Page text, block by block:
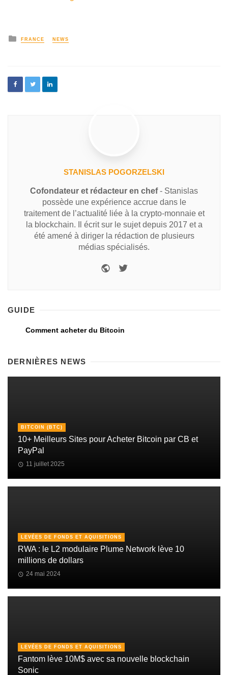
FRANCE NEWS
STANISLAS POGORZELSKI
Cofondateur et rédacteur en chef- Stanislas
possède une expérience accrue dans le
traitement de l’actualité liée à la crypto-monnaie et
la blockchain. Il écrit sur le sujet depuis 2017 et a
été amené à diriger la rédaction de plusieurs
médias spécialisés.
GUIDE
Comment acheter du Bitcoin
DERNIÈRES NEWS
BITCOIN (BTC)
10+ Meilleurs Sites pour Acheter Bitcoin par CB et
PayPal
11 juillet 2025
LEVÉES DE FONDS ET AQUISITIONS
RWA : le L2 modulaire Plume Network lève 10
millions de dollars
24 mai 2024
LEVÉES DE FONDS ET AQUISITIONS
Fantom lève 10M$ avec sa nouvelle blockchain
Sonic